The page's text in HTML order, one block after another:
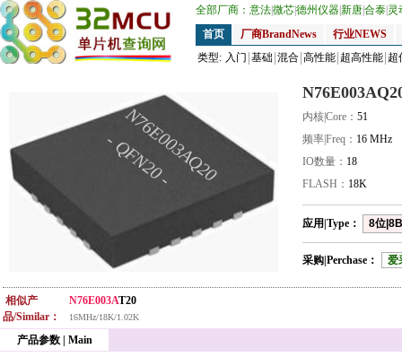
全部厂商： 意法微芯德州仪器新唐合泰 灵
首页
厂商BrandNews
行业NEWS
类型: 入门 基础 混合 高性能 超高性能 超
N76E003AQ20
- QFN20 -
内核|Core： 51
频率|Freq： 16 MHz
IO数量： 18
FLASH： 18K
应用|Type： 8位
采购|Perchase： 爱
相似产
品/Similar：
N76E003AT20
16MHz/18K/1.02K
产品参数 | Main